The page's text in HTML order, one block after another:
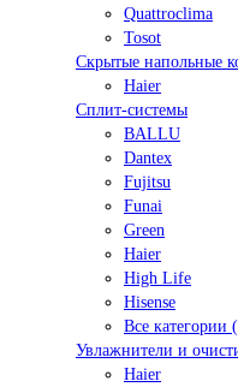
Quattroclima
Tosot
Скрытые напольные
Haier
Сплит-системы
BALLU
Dantex
Fujitsu
Funai
Green
Haier
High Life
Hisense
Все категории
Увлажнители и
Haier